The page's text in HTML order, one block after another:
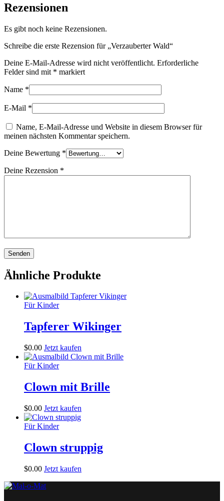
Rezensionen
Es gibt noch keine Rezensionen.
Schreibe die erste Rezension für „Verzauberter Wald“
Deine E-Mail-Adresse wird nicht veröffentlicht. Erforderliche
Felder sind mit * markiert
Name *
E-Mail *
Name, E-Mail-Adresse und Website in diesem Browser für
meinen nächsten Kommentar speichern.
Deine Bewertung *
Deine Rezension *
Ähnliche Produkte
Für Kinder
Tapferer Wikinger
$0.00 Jetzt kaufen
Für Kinder
Clown mit Brille
$0.00 Jetzt kaufen
Für Kinder
Clown struppig
$0.00 Jetzt kaufen